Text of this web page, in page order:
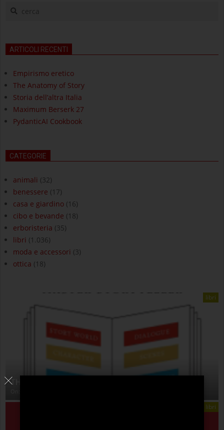
cerca
ARTICOLI RECENTI
Empirismo eretico
The Anatomy of Story
Storia dell’altra Italia
Maximum Berserk 27
PydanticAI Cookbook
CATEGORIE
animali (32)
benessere (17)
casa e giardino (16)
cibo e bevande (18)
erboristeria (35)
libri (1.036)
moda e accessori (3)
ottica (18)
libri
THE ANATOMY OF STORY
libri